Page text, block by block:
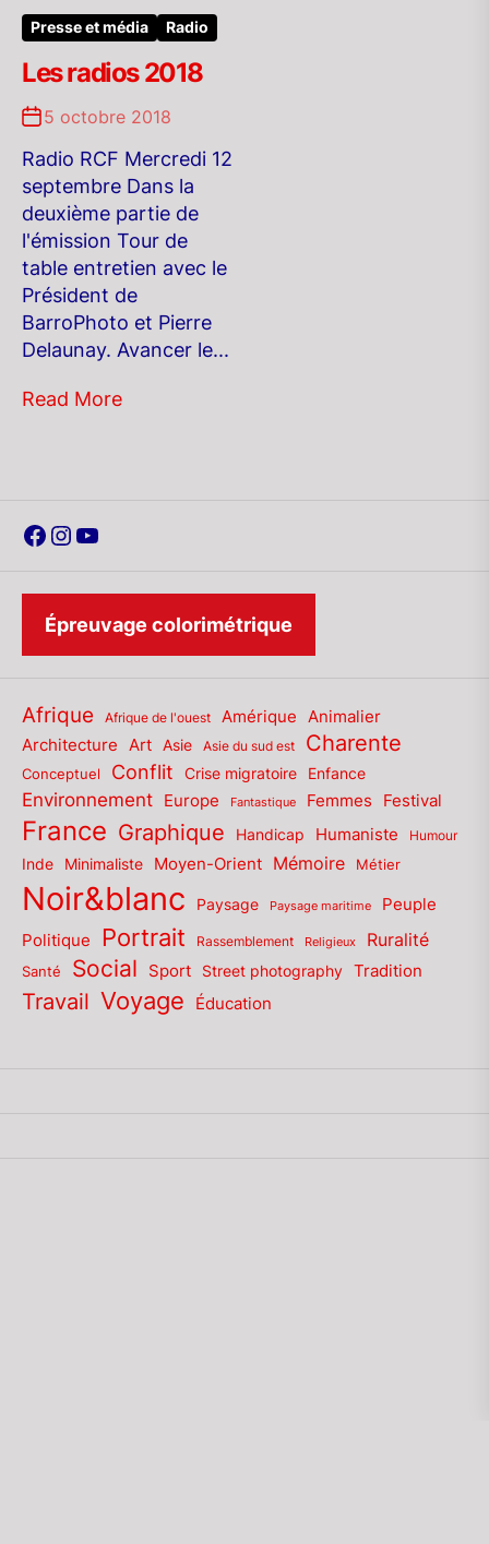
Presse et média Radio
Les radios 2018
5 octobre 2018
Radio RCF Mercredi 12
septembre Dans la
deuxième partie de
l'émission Tour de
table entretien avec le
Président de
BarroPhoto et Pierre
Delaunay. Avancer le...
Read More
Facebook
Instagram
YouTube
Épreuvage colorimétrique
Afrique Afrique de l'ouest Amérique Animalier
Architecture
Art Asie Asie du sud est Charente
Conceptuel Conflit Crise migratoire Enfance
Environnement Europe Fantastique Femmes Festival
France Graphique Handicap Humaniste Humour
Inde Minimaliste Moyen-Orient Mémoire Métier
Noir&blanc Paysage Paysage maritime Peuple
Politique Portrait Rassemblement Religieux Ruralité
Santé Social Sport Street photography Tradition
Travail Voyage Éducation